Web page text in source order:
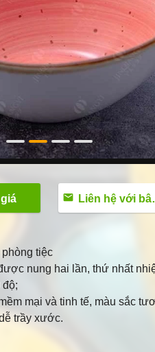
Liên hệ với bây giờ
tiệc
nung hai lần, thứ nhất
mại và tinh tế, màu sắc
trầy xước.